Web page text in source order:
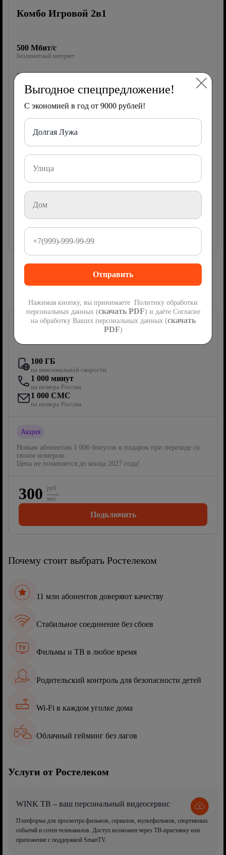
Комбо Игровой 2в1
500 Мбит/с
Безлимитный интернет
0 каналов
ТВ Wink
40 Гб/1000 мин/500 СМС
1200мес
Подключить
Сим-карта Ростелеком с мобильной
Первый мобильный
100 ГБ
на максимальной скорости
1 000 минут
на номера России
1 000 СМС
на номера России
Акция
Новым абонентам 1 000 бонусов в подарок при переходе со
своим номером.
Цена не поменяется до конца 2027 года!
300
руб
мес
Подключить
Почему стоит выбрать Ростелеком
11 млн абонентов доверяют качеству
Стабильное соединение без сбоев
Фильмы и ТВ в любое время
Родительский контроль для безопасности детей
Wi-Fi в каждом уголке дома
Облачный гейминг без лагов
Услуги от Ростелеком
WINK ТВ – ваш персональный видеосервис
Платформа для просмотра фильмов, сериалов, мультфильмов, спортивных
событий и сотен телеканалов. Доступ возможен через ТВ-приставку или
приложение с поддержкой SmartTV.
Выгодное спецпредложение!
С экономией в год от 9000 рублей!
Долгая Лужа
Нажимая кнопку, вы принимаете Политику обработки
персональных данных (скачать PDF) и даёте Согласие
на обработку Ваших персональных данных (скачать
PDF)